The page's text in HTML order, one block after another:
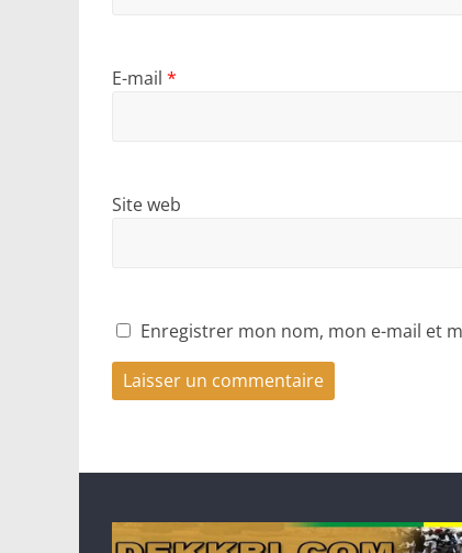
E-mail *
Site web
Enregistrer mon nom, mon e-mail et